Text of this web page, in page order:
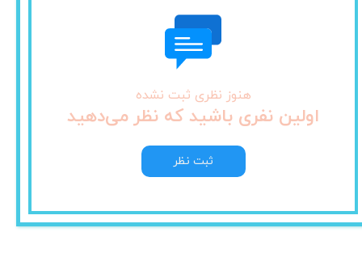
هنوز نظری ثبت نشده
اولین نفری باشید که نظر می‌دهید
ثبت نظر